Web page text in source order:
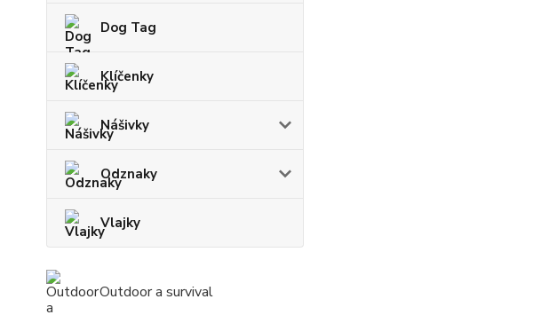
Dog Tag
Klíčenky
Nášivky
Odznaky
Vlajky
Outdoor a survival